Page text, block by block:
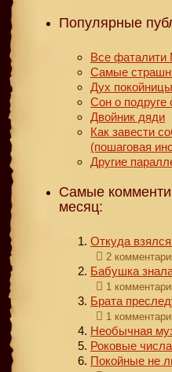
Популярные
Все фаталити
Самые
Дух покойницы
Сон о подруге
Двойник дяди
Как завести
(пошаговая
Другие
Самые
месяц:
Откуда
2
Бабушка
1
Брата
1
Необычная
Роковые числа
Покойные не